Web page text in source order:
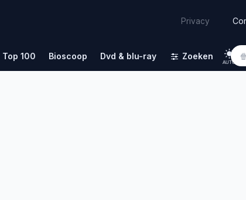
Privacy
Top 100 Bioscoop Dvd & blu-ray Zoeken
AUTO